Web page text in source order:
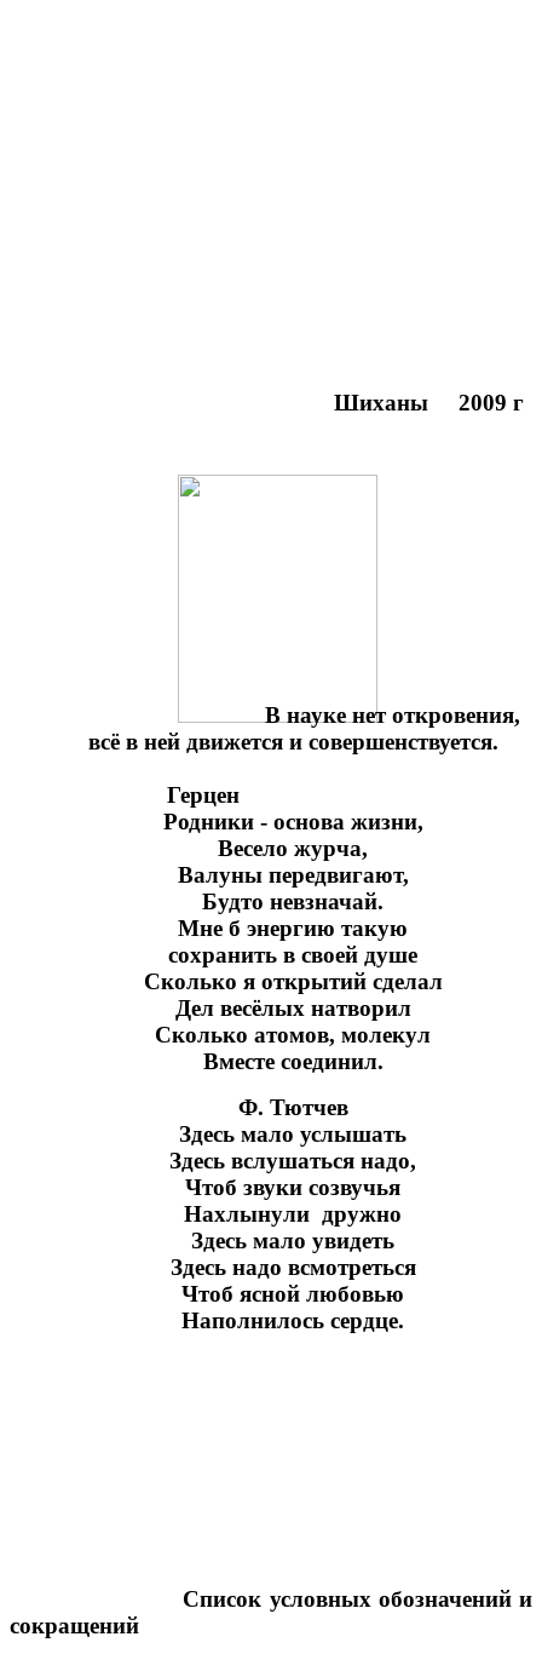
Шиханы 2009 г
В науке нет откровения,
всё в ней движется и совершенствуется.
Герцен
Родники - основа жизни,
Весело журча,
Валуны передвигают,
Будто невзначай.
Мне б энергию такую
сохранить в своей душе
Сколько я открытий сделал
Дел весёлых натворил
Сколько атомов, молекул
Вместе соединил.
Ф. Тютчев
Здесь мало услышать
Здесь вслушаться надо,
Чтоб звуки созвучья
Нахлынули дружно
Здесь мало увидеть
Здесь надо всмотреться
Чтоб ясной любовью
Наполнилось сердце.
Список условных обозначений и
сокращений